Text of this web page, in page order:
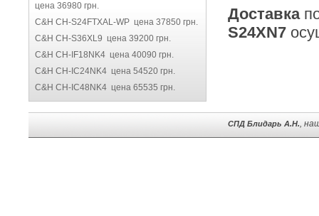
цена 36980 грн.
C&H CH-S24FTXAL-WP цена 37850 грн.
C&H CH-S36XL9 цена 39200 грн.
C&H CH-IF18NK4 цена 40090 грн.
C&H CH-IC24NK4 цена 54520 грн.
C&H CH-IC48NK4 цена 65535 грн.
Доставка
S24XN7
СПД Блидарь А.Н.,